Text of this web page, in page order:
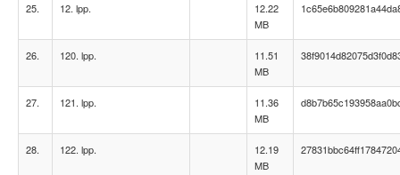
25. 12. lpp.
12.22
MB
26. 120. lpp.
11.51
MB
27. 121. lpp.
11.36
MB
28. 122. lpp.
12.19
MB